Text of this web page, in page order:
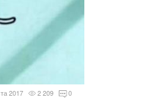
2017 2 209 0